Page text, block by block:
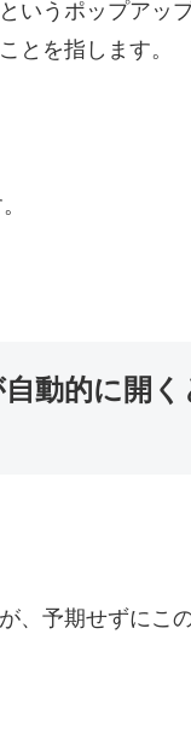
いうポップアッ
とを指します。
動的に開
、予期せずにこ